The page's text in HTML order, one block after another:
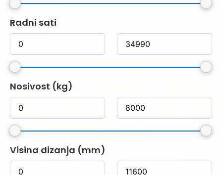
Radni sati
Nosivost (kg)
Visina dizanja (mm)